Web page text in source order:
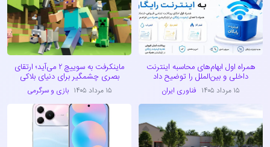
همراه اول ابهام‌های محاسبه اینترنت
داخلی و بین‌الملل را توضیح داد
۱۵ مرداد ۱۴۰۵ فناوری ایران
ماینکرفت به سوییچ ۲ می‌آید؛ ارتقای
بصری چشمگیر برای دنیای بلاکی
۱۵ مرداد ۱۴۰۵ بازی و سرگرمی